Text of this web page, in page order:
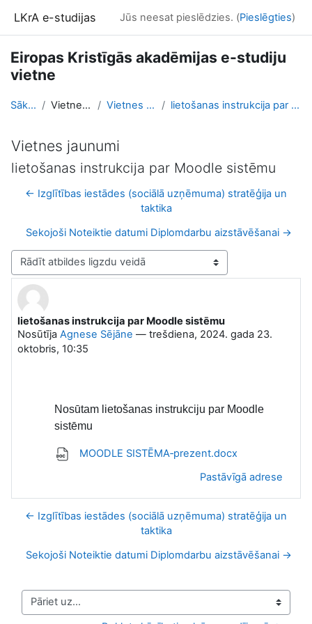
LKrA e-studijas Jūs neesat pieslēdzies. (Pieslēgties)
Eiropas Kristīgās akadēmijas e-studiju
vietne
Sākums Vietnes lapas Vietnes jaunumi lietošanas instrukcija par Moodle sistēmu
Vietnes jaunumi
lietošanas instrukcija par Moodle sistēmu
← Izglītības iestādes (sociālā uzņēmuma) stratēģija un
taktika
Sekojoši Noteiktie datumi Diplomdarbu aizstāvēšanai →
Rādīšanas režīms
lietošanas instrukcija par Moodle sistēmu
Nosūtīja Agnese Sējāne — trešdiena, 2024. gada 23.
oktobris, 10:35
Atbilžu skaits: 0
Nosūtam lietošanas instrukciju par Moodle
sistēmu
MOODLE SISTĒMA‑prezent.docx
Pastāvīgā adrese
← Izglītības iestādes (sociālā uzņēmuma) stratēģija un
taktika
Sekojoši Noteiktie datumi Diplomdarbu aizstāvēšanai →
Pāriet uz...